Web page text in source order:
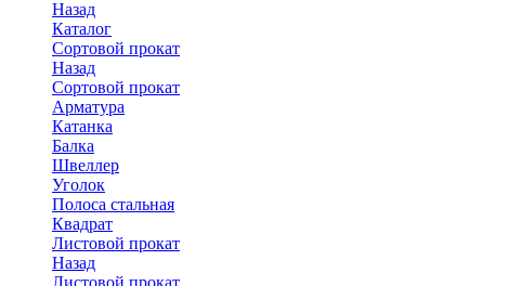
Назад
Каталог
Сортовой прокат
Назад
Сортовой прокат
Арматура
Катанка
Балка
Швеллер
Уголок
Полоса стальная
Квадрат
Листовой прокат
Назад
Листовой прокат